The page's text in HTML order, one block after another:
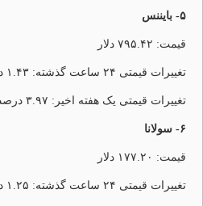
۵- بایننس
قیمت: ۷۹۵.۴۲ دلار
تغییرات قیمتی ۲۴ ساعت گذشته: ۱.۴۳ درصد افزایش
تغییرات قیمتی یک هفته اخیر: ۳.۹۷ درصد افزایش
۶- سولانا
قیمت: ۱۷۷.۲۰ دلار
تغییرات قیمتی ۲۴ ساعت گذشته: ۱.۲۵ درصد افزایش